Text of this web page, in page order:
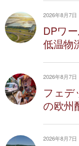
2026年8月7日
DPワ
低温物
2026年8月7日
フェデ
の欧州
2026年8月7日